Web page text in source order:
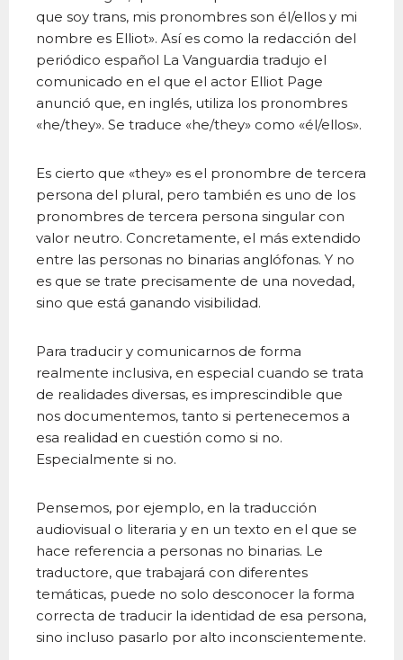
que soy trans, mis pronombres son él/ellos y mi
nombre es Elliot». Así es como la redacción del
periódico español La Vanguardia tradujo el
comunicado en el que el actor Elliot Page
anunció que, en inglés, utiliza los pronombres
«he/they». Se traduce «he/they» como «él/ellos».
Es cierto que «they» es el pronombre de tercera
persona del plural, pero también es uno de los
pronombres de tercera persona singular con
valor neutro. Concretamente, el más extendido
entre las personas no binarias anglófonas. Y no
es que se trate precisamente de una novedad,
sino que está ganando visibilidad.
Para traducir y comunicarnos de forma
realmente inclusiva, en especial cuando se trata
de realidades diversas, es imprescindible que
nos documentemos, tanto si pertenecemos a
esa realidad en cuestión como si no.
Especialmente si no.
Pensemos, por ejemplo, en la traducción
audiovisual o literaria y en un texto en el que se
hace referencia a personas no binarias. Le
traductore, que trabajará con diferentes
temáticas, puede no solo desconocer la forma
correcta de traducir la identidad de esa persona,
sino incluso pasarlo por alto inconscientemente.